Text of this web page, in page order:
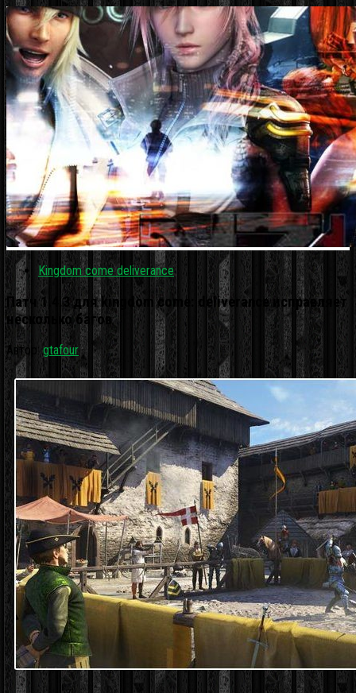
Kingdom come deliverance
Патч 1.4.3 для kingdom come: deliverance исправляет
несколько багов
Автор:gtafour ·